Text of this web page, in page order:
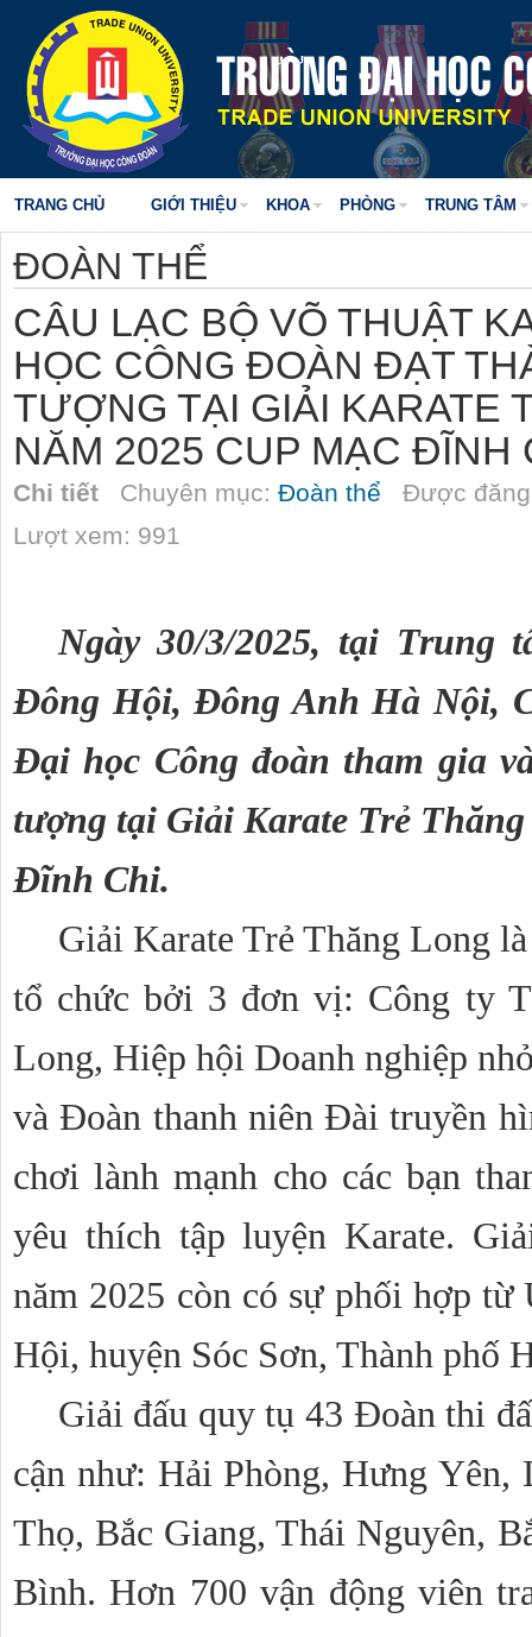
TRANG CHỦ GIỚI THIỆU KHOA PHÒNG TRUNG TÂM
ĐOÀN THỂ
CÂU LẠC BỘ VÕ THUẬT
HỌC CÔNG ĐOÀN ĐẠT
TƯỢNG TẠI GIẢI KARATE
NĂM 2025 CUP MẠC ĐĨNH
Chi tiết Chuyên mục: Đoàn thể Được
Lượt xem: 991
Ngày 30/3/2025, tại Trung
Đông Hội, Đông Anh Hà Nội,
Đại học Công đoàn tham gia
tượng tại Giải Karate Trẻ
Đĩnh Chi.
Giải Karate Trẻ Thăng Long
tổ chức bởi 3 đơn vị: Công ty
Long, Hiệp hội Doanh nghiệp
và Đoàn thanh niên Đài truyền
chơi lành mạnh cho các bạn
yêu thích tập luyện Karate.
năm 2025 còn có sự phối hợp
Hội, huyện Sóc Sơn, Thành phố
Giải đấu quy tụ 43 Đoàn thi
cận như: Hải Phòng, Hưng Yên,
Thọ, Bắc Giang, Thái Nguyên,
Bình. Hơn 700 vận động viên